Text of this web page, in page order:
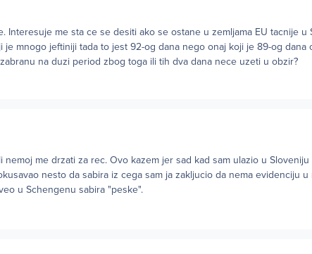
Interesuje me sta ce se desiti ako se ostane u zemljama EU tacnije u
je mnogo jeftiniji tada to jest 92-og dana nego onaj koji je 89-og dana
na duzi period zbog toga ili tih dva dana nece uzeti u obzir?
nemoj me drzati za rec. Ovo kazem jer sad kad sam ulazio u
nesto da sabira iz cega sam ja zakljucio da nema evidenciju
u Schengenu sabira "peske".